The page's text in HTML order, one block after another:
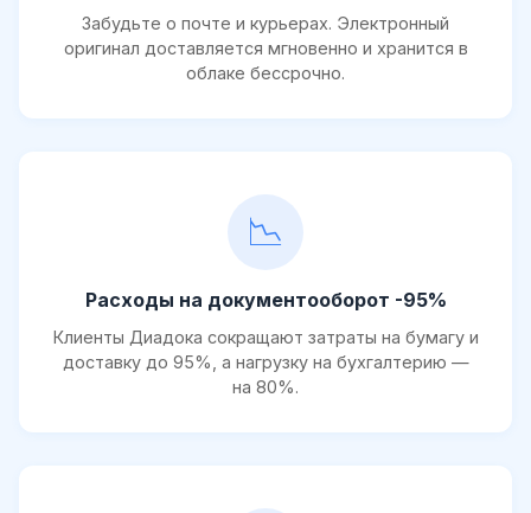
Забудьте о почте и курьерах. Электронный
оригинал доставляется мгновенно и хранится в
облаке бессрочно.
📉
Расходы на документооборот -95%
Клиенты Диадока сокращают затраты на бумагу и
доставку до 95%, а нагрузку на бухгалтерию —
на 80%.